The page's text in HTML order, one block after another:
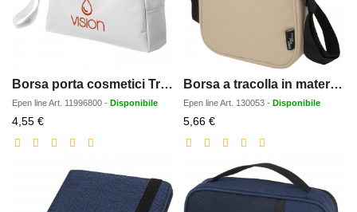
Borsa porta cosmetici Transit
Epen lineArt. 11996800 - Disponibile
4,55 €Prezzo
scontato
Borsa a tracolla in materiale riciclato certificato GRS Byron 2l
Epen lineArt. 130053 - Disponibile
5,66 €Prezzo
scontato